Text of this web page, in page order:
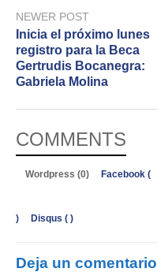
NEWER POST
Inicia el próximo lunes
registro para la Beca
Gertrudis Bocanegra:
Gabriela Molina
COMMENTS
Wordpress (0) Facebook (
) Disqus ( )
Deja un comentario